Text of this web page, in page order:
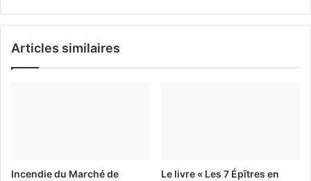
Articles similaires
Incendie du Marché de
Le livre « Les 7 Épîtres en